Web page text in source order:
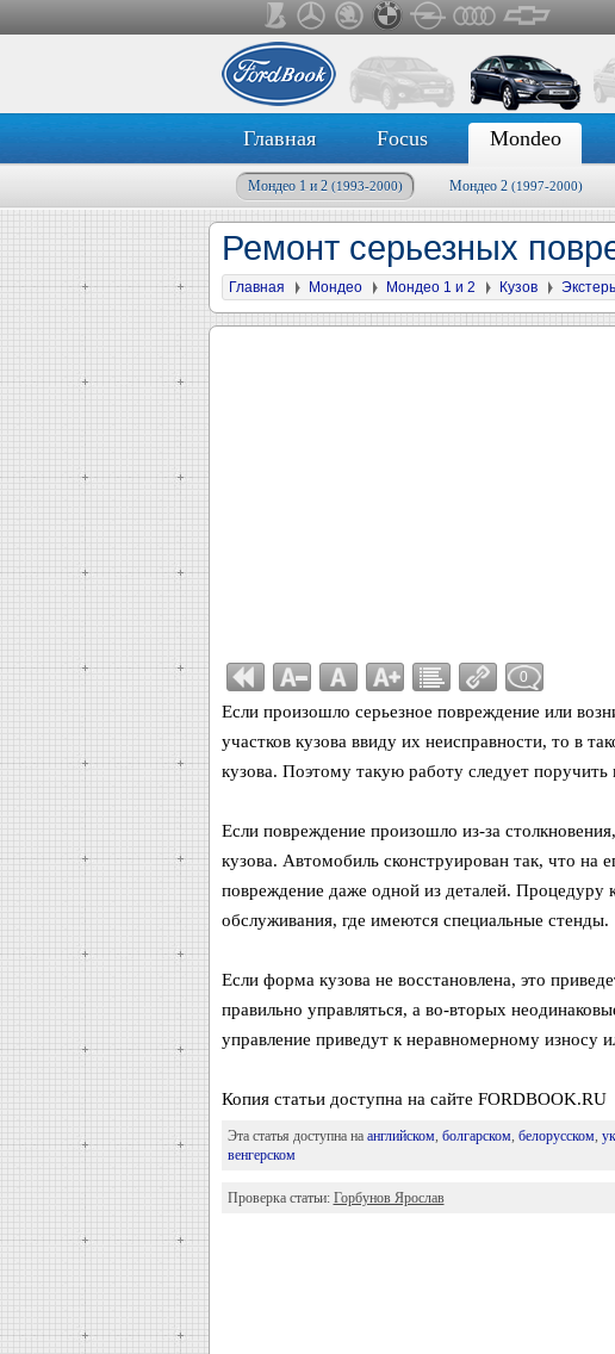
Главная Focus Mondeo
Мондео 1 и 2 (1993-2000) Мондео 2 (1997-2000)
Ремонт серьезных
Главная Мондео Мондео 1 и 2 Кузов
0
Если произошло серьезное повреждение или
участков кузова ввиду их неисправности, то в
кузова. Поэтому такую работу следует поручить
Если повреждение произошло из-за
кузова. Автомобиль сконструирован так, что на
повреждение даже одной из деталей. Процедуру
обслуживания, где имеются специальные стенды.
Если форма кузова не восстановлена, это
правильно управляться, а во-вторых
управление приведут к неравномерному износу
Копия статьи доступна на сайте FORDBOOK.RU
Эта статья доступна на английском, болгарском, белорусском,
венгерском
Проверка статьи: Горбунов Ярослав